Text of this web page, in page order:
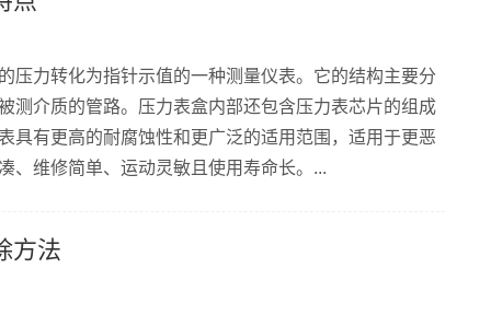
使用者的安全和准确的测量结果。...
压力转化为指针示值的一种测量仪表。它的结构主要分
测介质的管路。压力表盒内部还包含压力表芯片的组成
具有更高的耐腐蚀性和更广泛的适用范围，适用于更恶
、维修简单、运动灵敏且使用寿命长。...
方法